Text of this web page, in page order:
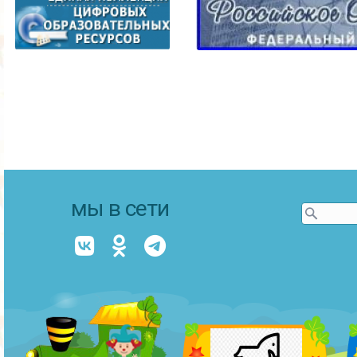
мы в сети Поиск